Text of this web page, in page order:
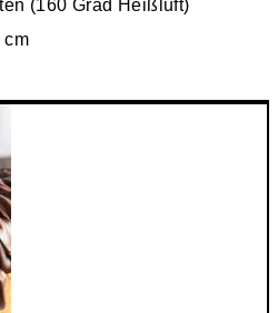
(160 Grad Heißluft)
cm